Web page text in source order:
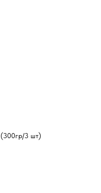
(300гр/3 шт)